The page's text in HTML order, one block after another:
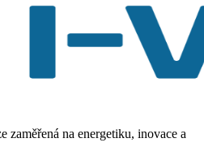
na energetiku, inovace a